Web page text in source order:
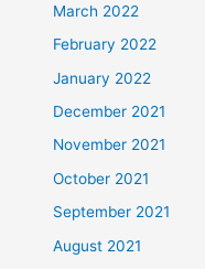
March 2022
February 2022
January 2022
December 2021
November 2021
October 2021
September 2021
August 2021